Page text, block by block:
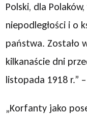
Polski, dla
niepodległości i o
państwa. Zostało
kilkanaście dni
listopada 1918 r.”
„Korfanty jako